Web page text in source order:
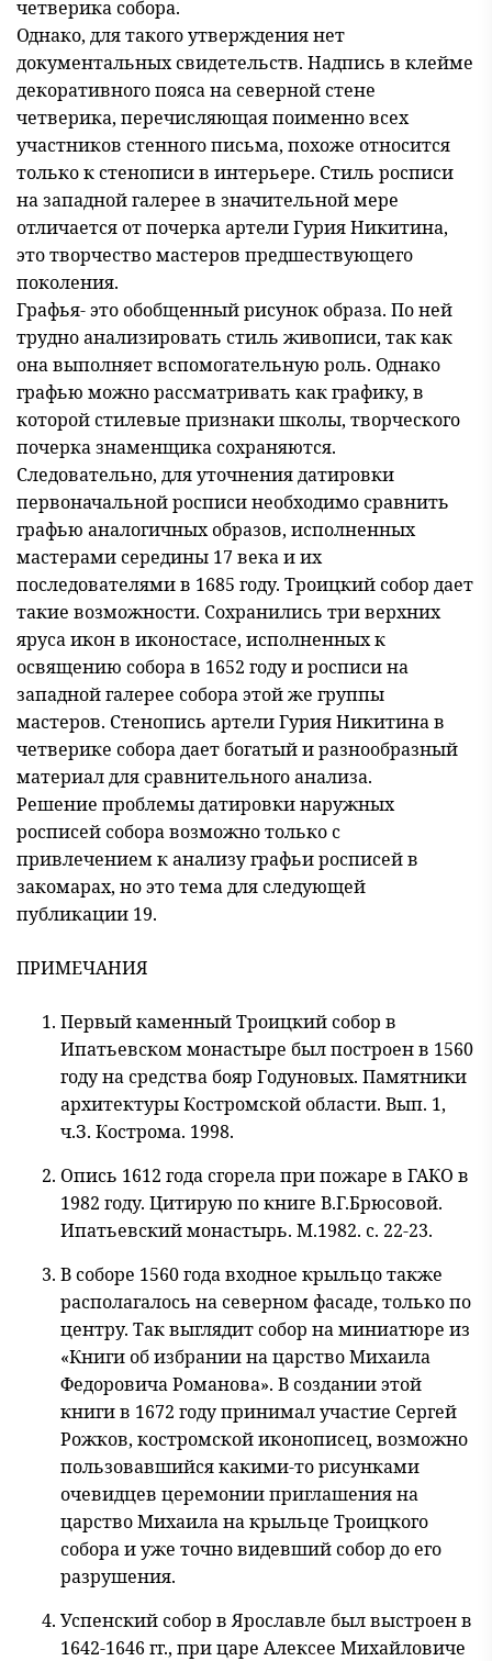
четверика собора.
Однако, для такого утверждения нет
документальных свидетельств. Надпись в клейме
декоративного пояса на северной стене
четверика, перечисляющая поименно всех
участников стенного письма, похоже относится
только к стенописи в интерьере. Стиль росписи
на западной галерее в значительной мере
отличается от почерка артели Гурия Никитина,
это творчество мастеров предшествующего
поколения.
Графья- это обобщенный рисунок образа. По ней
трудно анализировать стиль живописи, так как
она выполняет вспомогательную роль. Однако
графью можно рассматривать как графику, в
которой стилевые признаки школы, творческого
почерка знаменщика сохраняются.
Следовательно, для уточнения датировки
первоначальной росписи необходимо сравнить
графью аналогичных образов, исполненных
мастерами середины 17 века и их
последователями в 1685 году. Троицкий собор дает
такие возможности. Сохранились три верхних
яруса икон в иконостасе, исполненных к
освящению собора в 1652 году и росписи на
западной галерее собора этой же группы
мастеров. Стенопись артели Гурия Никитина в
четверике собора дает богатый и разнообразный
материал для сравнительного анализа.
Решение проблемы датировки наружных
росписей собора возможно только с
привлечением к анализу графьи росписей в
закомарах, но это тема для следующей
публикации 19.
ПРИМЕЧАНИЯ
Первый каменный Троицкий собор в
Ипатьевском монастыре был построен в 1560
году на средства бояр Годуновых. Памятники
архитектуры Костромской области. Вып. 1,
ч.З. Кострома. 1998.
Опись 1612 года сгорела при пожаре в ГАКО в
1982 году. Цитирую по книге В.Г.Брюсовой.
Ипатьевский монастырь. М.1982. с. 22-23.
В соборе 1560 года входное крыльцо также
располагалось на северном фасаде, только по
центру. Так выглядит собор на миниатюре из
«Книги об избрании на царство Михаила
Федоровича Романова». В создании этой
книги в 1672 году принимал участие Сергей
Рожков, костромской иконописец, возможно
пользовавшийся какими-то рисунками
очевидцев церемонии приглашения на
царство Михаила на крыльце Троицкого
собора и уже точно видевший собор до его
разрушения.
Успенский собор в Ярославле был выстроен в
1642-1646 гг., при царе Алексее Михайловиче